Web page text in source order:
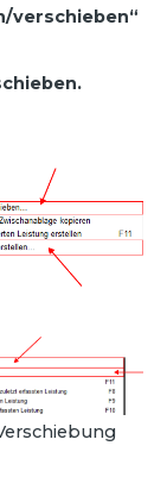
verschieben“